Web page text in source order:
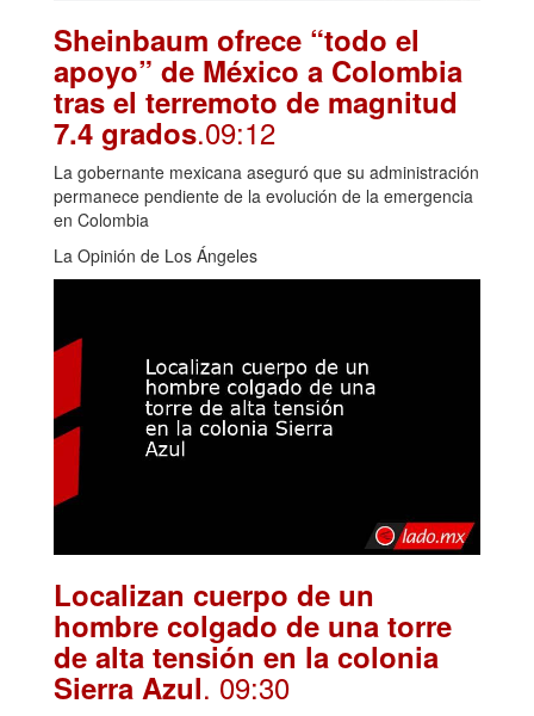
Sheinbaum ofrece “todo el
apoyo” de México a Colombia
tras el terremoto de magnitud
7.4 grados.09:12
La gobernante mexicana aseguró que su administración
permanece pendiente de la evolución de la emergencia
en Colombia
La Opinión de Los Ángeles
Localizan cuerpo de un
hombre colgado de una torre
de alta tensión en la colonia
Sierra Azul. 09:30